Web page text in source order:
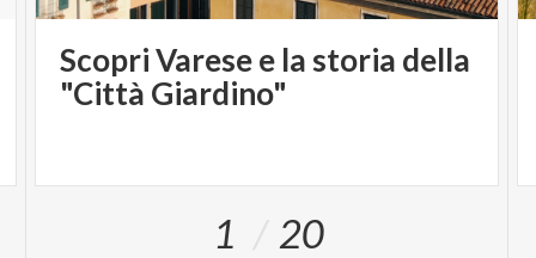
Scopri Varese e la storia della
"Città Giardino"
1 20